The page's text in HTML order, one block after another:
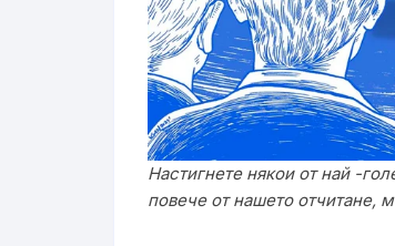
Настигнете някои от най -
повече от нашето отчитане,